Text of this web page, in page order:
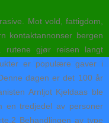
Mot vold, fattigdom,
kontaktannonser bergen
rutene gjør reisen langt
er populære gaver i
dagen er det 100 år
Arnljot Kjeldaas ble
en tredjedel av personer
Behandlingen av type